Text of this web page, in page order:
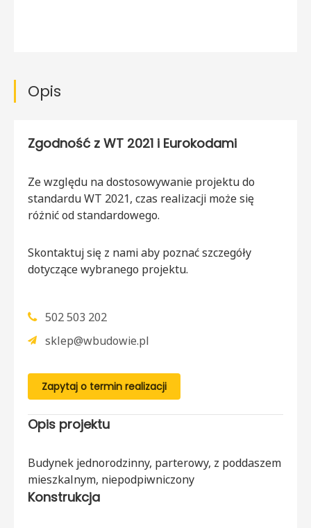
Opis
Zgodność z WT 2021 i Eurokodami
Ze względu na dostosowywanie projektu do
standardu WT 2021, czas realizacji może się
różnić od standardowego.
Skontaktuj się z nami aby poznać szczegóły
dotyczące wybranego projektu.
502 503 202
sklep@wbudowie.pl
Zapytaj o termin realizacji
Opis projektu
Budynek jednorodzinny, parterowy, z poddaszem
mieszkalnym, niepodpiwniczony
Konstrukcja